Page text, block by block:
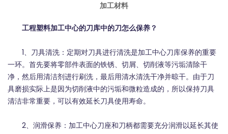
加工材料
工程塑料加工中心的刀库中的刀怎么保养？
1、刀具清洗：定期对刀具进行清洗是加工中心刀库保养的重要
一环。首先要将零部件表面的铁锈、切屑、切削液等污垢清除干
净，然后用清洁剂进行刷洗，最后用清水清洗干净并晾干。由于刀
具磨损实际上是因为切削液中的污垢和微粒造成的，所以保持刀具
清洁非常重要，可以有效延长刀具使用寿命。
2、润滑保养：加工中心刀座和刀柄都需要充分润滑以延长其使